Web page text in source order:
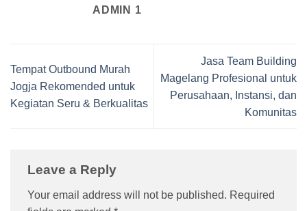
ADMIN 1
Tempat Outbound Murah
Jogja Rekomended untuk
Kegiatan Seru & Berkualitas
Jasa Team Building
Magelang Profesional untuk
Perusahaan, Instansi, dan
Komunitas
Leave a Reply
Your email address will not be published. Required